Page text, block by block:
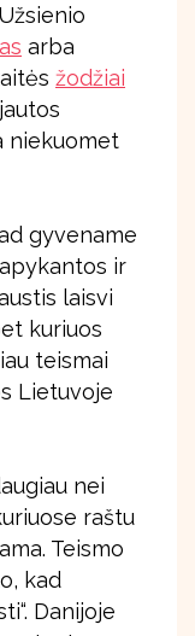
arba
žodžiai
niekuomet
gyvename
ir
laisvi
kuriuos
teismai
Lietuvoje
nei
raštu
Teismo
kad
Danijoje